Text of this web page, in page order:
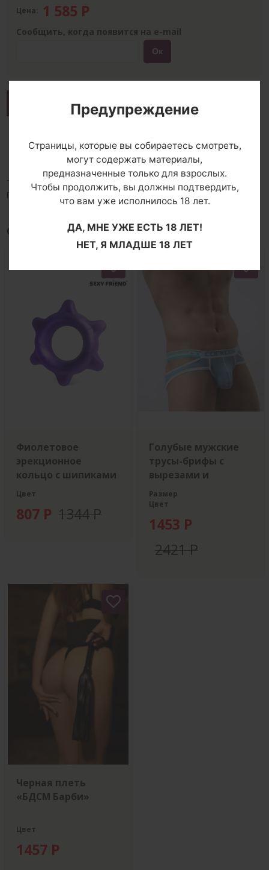
Цена: 1 585 Р
Сообщить, когда появится на e-mail
Комментарии
Тонкие женственные колготки с рисунком роз по всей ноге.
Плотность - 20 ден.
С этим товаром покупают
Фиолетовое
эрекционное
кольцо с шипиками
Цвет
807 Р 1344 Р
Голубые мужские
трусы-брифы с
вырезами и
леопардовым
рисунком
Размер
Цвет
1453 Р
2421 Р
Черная плеть
«БДСМ Барби»
Цвет
1457 Р
Предупреждение
Страницы, которые вы собираетесь смотреть,
могут содержать материалы,
предназначенные только для взрослых.
Чтобы продолжить, вы должны подтвердить,
что вам уже исполнилось 18 лет.
ДА, МНЕ УЖЕ ЕСТЬ 18 ЛЕТ!
НЕТ, Я МЛАДШЕ 18 ЛЕТ